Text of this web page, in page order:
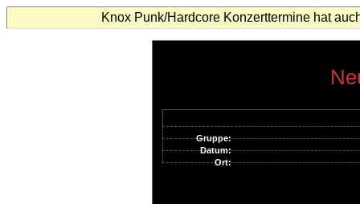
Knox Punk/Hardcore Konzerttermine hat
Gruppe:
Datum:
Ort: